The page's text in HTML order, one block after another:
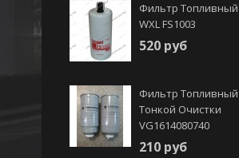
Фильтр Топливный
WXL FS1003
520 руб
Фильтр Топливный
Тонкой Очистки
VG1614080740
210 руб